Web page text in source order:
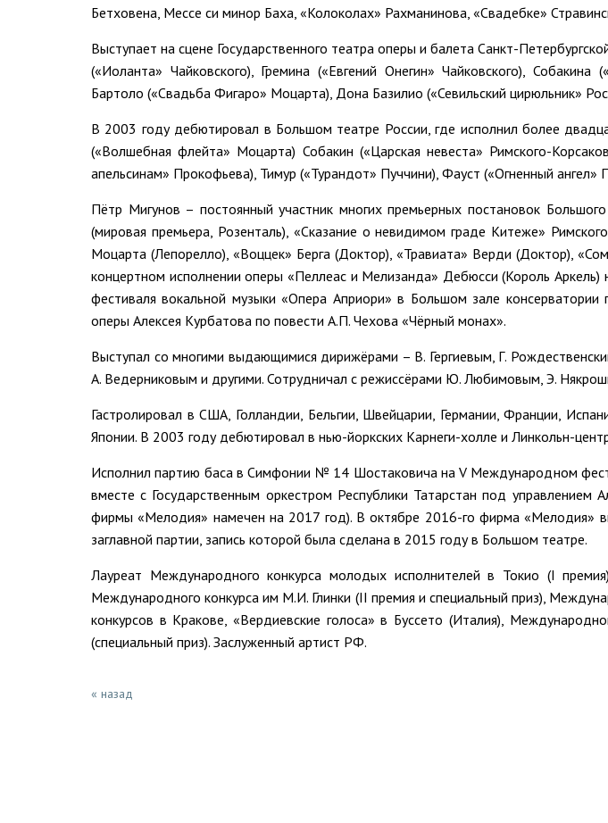
Бетховена, Мессе си минор Баха, «Колоколах» Рахманинова, «Свадебке»
Выступает на сцене Государственного театра оперы и балета Санкт-
(«Иоланта» Чайковского), Гремина («Евгений Онегин» Чайковского),
Бартоло («Свадьба Фигаро» Моцарта), Дона Базилио («Севильский цирюльник»
В 2003 году дебютировал в Большом театре России, где исполнил более
(«Волшебная флейта» Моцарта) Собакин («Царская невеста» Римского-
апельсинам» Прокофьева), Тимур («Турандот» Пуччини), Фауст («Огненный ангел»
Пётр Мигунов – постоянный участник многих премьерных постановок
(мировая премьера, Розенталь), «Сказание о невидимом граде Китеже»
Моцарта (Лепорелло), «Воццек» Берга (Доктор), «Травиата» Верди (Доктор),
концертном исполнении оперы «Пеллеас и Мелизанда» Дебюсси (Король
фестиваля вокальной музыки «Опера Априори» в Большом зале
оперы Алексея Курбатова по повести А.П. Чехова «Чёрный монах».
Выступал со многими выдающимися дирижёрами – В. Гергиевым, Г.
А. Ведерниковым и другими. Сотрудничал с режиссёрами Ю. Любимовым, Э.
Гастролировал в США, Голландии, Бельгии, Швейцарии, Германии, Франции,
Японии. В 2003 году дебютировал в нью-йоркских Карнеги-холле и Линкольн-
Исполнил партию баса в Симфонии № 14 Шостаковича на V Международном
вместе с Государственным оркестром Республики Татарстан под управлением
фирмы «Мелодия» намечен на 2017 год). В октябре 2016-го фирма «Мелодия»
заглавной партии, запись которой была сделана в 2015 году в Большом театре.
Лауреат Международного конкурса молодых исполнителей в Токио (I
Международного конкурса им М.И. Глинки (II премия и специальный приз),
конкурсов в Кракове, «Вердиевские голоса» в Буссето (Италия),
(специальный приз). Заслуженный артист РФ.
« назад